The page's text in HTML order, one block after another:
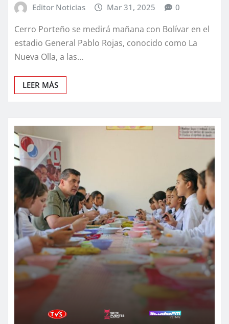
Editor Noticias Mar 31, 2025 0
Cerro Porteño se medirá mañana con Bolívar en el
estadio General Pablo Rojas, conocido como La
Nueva Olla, a las…
LEER MÁS